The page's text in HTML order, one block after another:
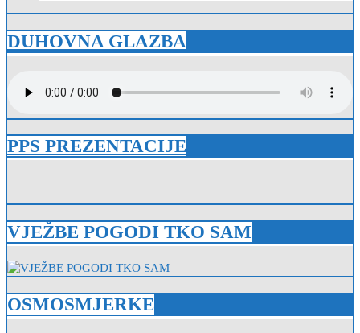
DUHOVNA GLAZBA
PPS PREZENTACIJE
VJEŽBE POGODI TKO SAM
OSMOSMJERKE